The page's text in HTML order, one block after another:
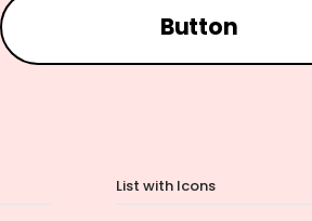
Button
List with Icons